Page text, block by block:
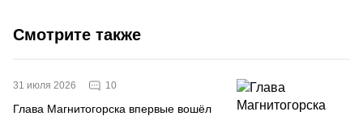
Смотрите также
31 июля 2026 10
Глава Магнитогорска впервые вошёл